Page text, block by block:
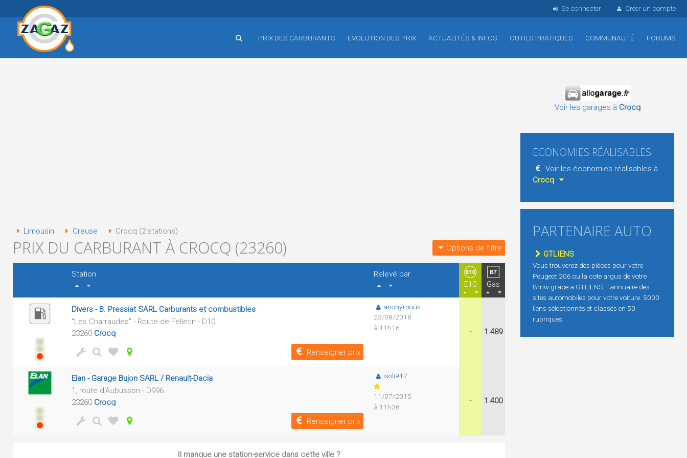
Se connecter Créer un compte
PRIX DES CARBURANTS EVOLUTION DES PRIX ACTUALITÉS & INFOS OUTILS PRATIQUES COMMUNAUTÉ FORUMS
Limousin Creuse Crocq (2 stations)
PRIX DU CARBURANT À CROCQ (23260) Options de filtre
Station
Relevé par
E10
Gas
Divers - B. Pressiat SARL Carburants et combustibles
"Les Charraudes" - Route de Felletin - D10
23260 Crocq
Renseigner prix
anonymous
23/08/2018
à 11h16
- 1.489
Elan - Garage Bujon SARL / Renault-Dacia
1, route d'Aubusson - D996
23260 Crocq
Renseigner prix
isoli917
11/07/2015
à 11h36
- 1.400
Il manque une station-service dans cette ville ?
Voir les garages à Crocq
ECONOMIES RÉALISABLES
Voir les économies réalisables à
Crocq
PARTENAIRE AUTO
GTLIENS
Vous trouverez des pièces pour votre
Peugeot 206 ou la cote argus de votre
Bmw grace a GTLIENS, l´annuaire des
sites automobiles pour votre voiture. 5000
liens sélectionnés et classés en 50
rubriques.